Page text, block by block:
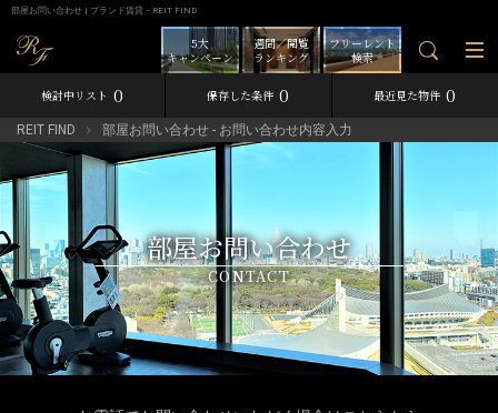
部屋お問い合わせ | ブランド賃貸－REIT FIND
フリーレント
検索
週間／閲覧
ランキング
5大
キャンペーン
検討中リスト 0 保存した条件 0 最近見た物件 0
REIT FIND 部屋お問い合わせ - お問い合わせ内容入力
部屋お問い合わせ
CONTACT